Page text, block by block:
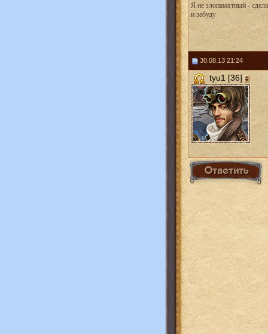
Я не злопамятный -
и забуду
30.08.13 21:24
tyu1 [36]